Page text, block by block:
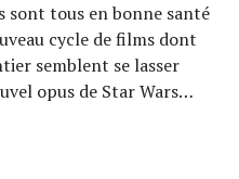
sont tous en bonne santé
cycle de films dont
semblent se lasser
opus de Star Wars…